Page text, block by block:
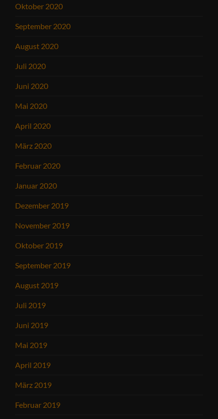
Oktober 2020
September 2020
August 2020
Juli 2020
Juni 2020
Mai 2020
April 2020
März 2020
Februar 2020
Januar 2020
Dezember 2019
November 2019
Oktober 2019
September 2019
August 2019
Juli 2019
Juni 2019
Mai 2019
April 2019
März 2019
Februar 2019